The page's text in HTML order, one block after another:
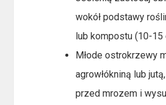
wokół podstawy
lub kompostu (10-15
Młode ostrokrzewy
agrowłókniną lub
przed mrozem i